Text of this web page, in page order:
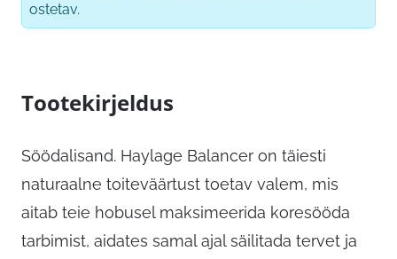
ostetav.
Tootekirjeldus
Söödalisand. Haylage Balancer on täiesti
naturaalne toiteväärtust toetav valem, mis
aitab teie hobusel maksimeerida koresööda
tarbimist, aidates samal ajal säilitada tervet ja